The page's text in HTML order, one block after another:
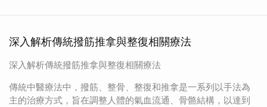
深入解析傳統撥筋推拿與整復相關療法
深入解析傳統撥筋推拿與整復相關療法
傳統中醫療法中，撥筋、整骨、整復和推拿是一系列以手法為
主的治療方式，旨在調整人體的氣血流通、骨骼結構，以達到